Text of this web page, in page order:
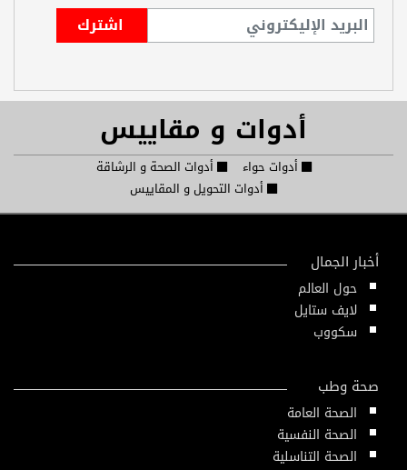
أدوات و مقاييس
أدوات حواء
أدوات الصحة و الرشاقة
أدوات التحويل و المقاييس
أخبار الجمال
حول العالم
لايف ستايل
سكووب
صحة وطب
الصحة العامة
الصحة النفسية
الصحة التناسلية